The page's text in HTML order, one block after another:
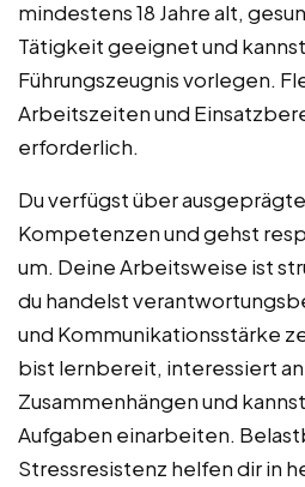
mindestens 18 Jahre alt,
Tätigkeit geeignet und
Führungszeugnis vorlegen.
Arbeitszeiten und
erforderlich.
Du verfügst über
Kompetenzen und gehst
um. Deine Arbeitsweise ist
du handelst
und Kommunikationsstärke
bist lernbereit, interessiert
Zusammenhängen und
Aufgaben einarbeiten.
Stressresistenz helfen dir in